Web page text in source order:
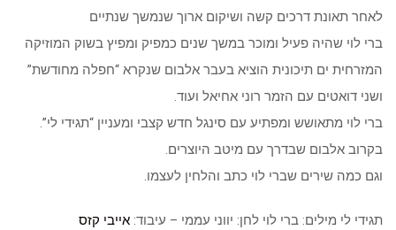
לאחר תאונת דרכים קשה ושיקום ארוך שנמשך שנתיים
ברי לוי שהיה פעיל ומוכר במשך שנים כמפיק ומפיץ בשוק המוזיקה
המזרחית ים תיכונית הוציא בעבר אלבום שנקרא “חפלה מחודשת”
ושני דואטים עם הזמר רוני אחיאל ועוד.
ברי לוי מתאושש ומפתיע עם סינגל חדש קצבי ומעניין “תגידי לי”.
בקרוב אלבום שבדרך עם מיטב היוצרים.
וגם כמה שירים שברי לוי כתב והלחין לעצמו.
תגידי לי מילים: ברי לוי לחן: יווני עממי – עיבוד: אייבי קזס